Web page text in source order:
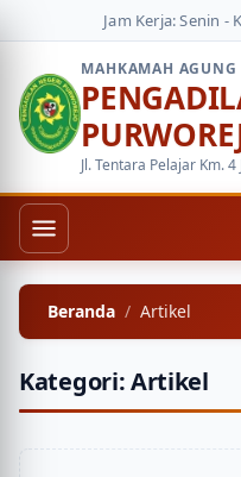
Jam Kerja: Senin -
MAHKAMAH
Jl. Tentara Pelajar Km. 4
Beranda Artikel
Kategori: Artikel